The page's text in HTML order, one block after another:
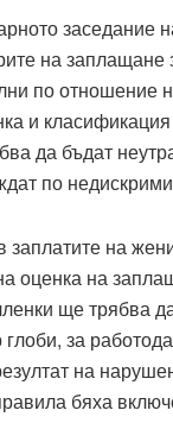
заседание
на
по отношение
и
да бъдат
по
заплатите на
оценка на
ще трябва
за
на
бяха